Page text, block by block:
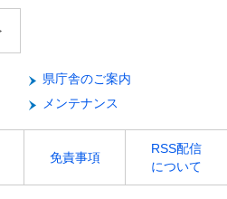
県庁舎のご案内
メンテナンス
免責事項
RSS配信
について